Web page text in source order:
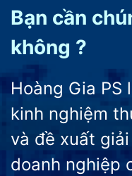
Bạn cần
không ?
Hoàng Gia PS
kinh nghiệm
và đề xuất
doanh nghiệp